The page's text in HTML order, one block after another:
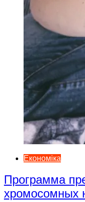
Економіка
Программа
хромосомных